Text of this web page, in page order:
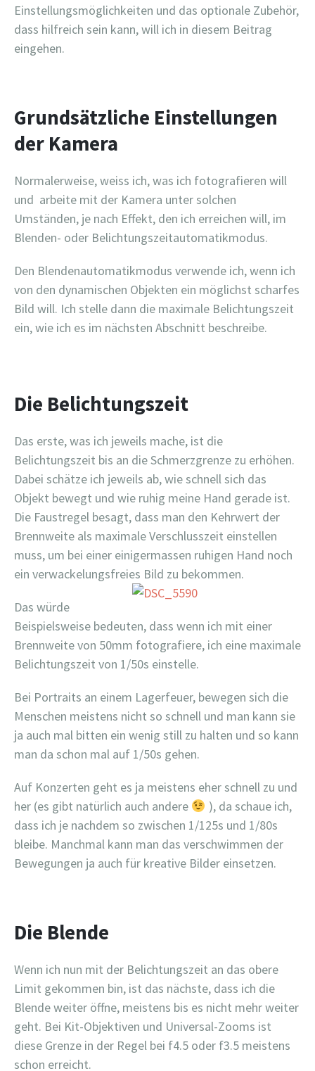
Einstellungsmöglichkeiten und das optionale Zubehör,
dass hilfreich sein kann, will ich in diesem Beitrag
eingehen.
Grundsätzliche Einstellungen
der Kamera
Normalerweise, weiss ich, was ich fotografieren will
und arbeite mit der Kamera unter solchen
Umständen, je nach Effekt, den ich erreichen will, im
Blenden- oder Belichtungszeitautomatikmodus.
Den Blendenautomatikmodus verwende ich, wenn ich
von den dynamischen Objekten ein möglichst scharfes
Bild will. Ich stelle dann die maximale Belichtungszeit
ein, wie ich es im nächsten Abschnitt beschreibe.
Die Belichtungszeit
Das erste, was ich jeweils mache, ist die
Belichtungszeit bis an die Schmerzgrenze zu erhöhen.
Dabei schätze ich jeweils ab, wie schnell sich das
Objekt bewegt und wie ruhig meine Hand gerade ist.
Die Faustregel besagt, dass man den Kehrwert der
Brennweite als maximale Verschlusszeit einstellen
muss, um bei einer einigermassen ruhigen Hand noch
ein verwackelungsfreies Bild zu bekommen.
Das würde
Beispielsweise bedeuten, dass wenn ich mit einer
Brennweite von 50mm fotografiere, ich eine maximale
Belichtungszeit von 1/50s einstelle.
Bei Portraits an einem Lagerfeuer, bewegen sich die
Menschen meistens nicht so schnell und man kann sie
ja auch mal bitten ein wenig still zu halten und so kann
man da schon mal auf 1/50s gehen.
Auf Konzerten geht es ja meistens eher schnell zu und
her (es gibt natürlich auch andere
), da schaue ich,
dass ich je nachdem so zwischen 1/125s und 1/80s
bleibe. Manchmal kann man das verschwimmen der
Bewegungen ja auch für kreative Bilder einsetzen.
Die Blende
Wenn ich nun mit der Belichtungszeit an das obere
Limit gekommen bin, ist das nächste, dass ich die
Blende weiter öffne, meistens bis es nicht mehr weiter
geht. Bei Kit-Objektiven und Universal-Zooms ist
diese Grenze in der Regel bei f4.5 oder f3.5 meistens
schon erreicht.